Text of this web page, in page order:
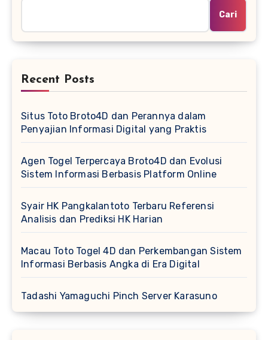
Cari
Recent Posts
Situs Toto Broto4D dan Perannya dalam
Penyajian Informasi Digital yang Praktis
Agen Togel Terpercaya Broto4D dan Evolusi
Sistem Informasi Berbasis Platform Online
Syair HK Pangkalantoto Terbaru Referensi
Analisis dan Prediksi HK Harian
Macau Toto Togel 4D dan Perkembangan Sistem
Informasi Berbasis Angka di Era Digital
Tadashi Yamaguchi Pinch Server Karasuno